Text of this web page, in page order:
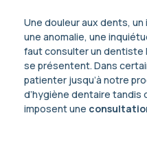
Une douleur aux dents,
une anomalie, une
faut consulter un
se présentent. Dans
patienter jusqu’à notre
d’hygiène dentaire
imposent une